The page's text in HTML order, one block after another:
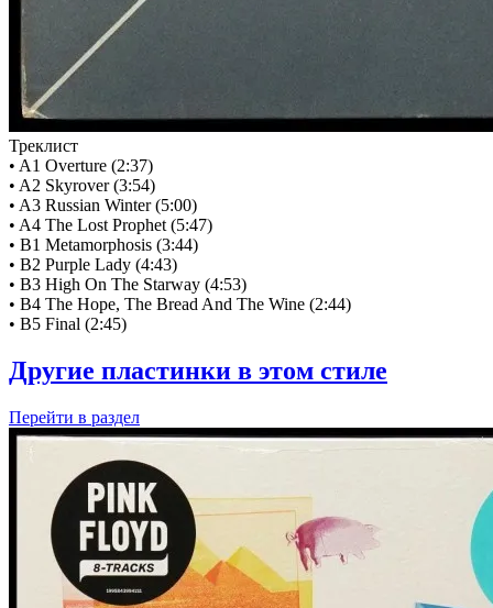
Треклист
• A1 Overture (2:37)
• A2 Skyrover (3:54)
• A3 Russian Winter (5:00)
• A4 The Lost Prophet (5:47)
• B1 Metamorphosis (3:44)
• B2 Purple Lady (4:43)
• B3 High On The Starway (4:53)
• B4 The Hope, The Bread And The Wine (2:44)
• B5 Final (2:45)
Другие пластинки в этом стиле
Перейти в раздел